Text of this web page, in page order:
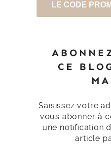
LE CODE
CE
Saisissez votre
vous abonner à
une notification
article